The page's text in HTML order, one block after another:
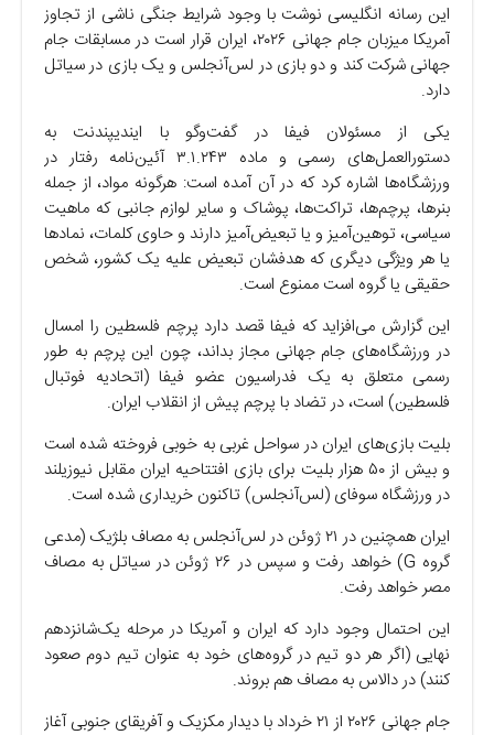
این رسانه انگلیسی نوشت با وجود شرایط جنگی ناشی از تجاوز
آمریکا میزبان جام جهانی ۲۰۲۶، ایران قرار است در مسابقات جام
جهانی شرکت کند و دو بازی در لس‌آنجلس و یک بازی در سیاتل
دارد.
یکی از مسئولان فیفا در گفت‌و‌گو با ایندیپندنت به
دستورالعمل‌های رسمی و ماده ۳.۱.۲۴۳ آئین‌نامه رفتار در
ورزشگاه‌ها اشاره کرد که در آن آمده است: هرگونه مواد، از جمله
بنرها، پرچم‌ها، تراکت‌ها، پوشاک و سایر لوازم جانبی که ماهیت
سیاسی، توهین‌آمیز و یا تبعیض‌آمیز دارند و حاوی کلمات، نماد‌ها
یا هر ویژگی دیگری که هدفشان تبعیض علیه یک کشور، شخص
حقیقی یا گروه است ممنوع است.
این گزارش می‌افزاید که فیفا قصد دارد پرچم فلسطین را امسال
در ورزشگاه‌های جام جهانی مجاز بداند، چون این پرچم به طور
رسمی متعلق به یک فدراسیون عضو فیفا (اتحادیه فوتبال
فلسطین) است، در تضاد با پرچم پیش از انقلاب ایران.
بلیت بازی‌های ایران در سواحل غربی به خوبی فروخته شده است
و بیش از ۵۰ هزار بلیت برای بازی افتتاحیه ایران مقابل نیوزیلند
در ورزشگاه سوفای (لس‌آنجلس) تاکنون خریداری شده است.
ایران همچنین در ۲۱ ژوئن در لس‌آنجلس به مصاف بلژیک (مدعی
گروه G) خواهد رفت و سپس در ۲۶ ژوئن در سیاتل به مصاف
مصر خواهد رفت.
این احتمال وجود دارد که ایران و آمریکا در مرحله یک‌شانزدهم
نهایی (اگر هر دو تیم در گروه‌های خود به عنوان تیم دوم صعود
کنند) در دالاس به مصاف هم بروند.
جام جهانی ۲۰۲۶ از ۲۱ خرداد با دیدار مکزیک و آفریقای جنوبی آغاز